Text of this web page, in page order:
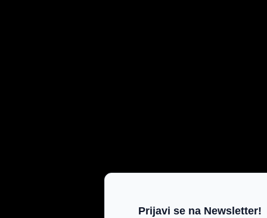
Prijavi se na Newsletter!